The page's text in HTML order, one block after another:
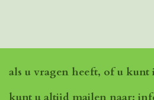
als u vragen heeft, of u kunt